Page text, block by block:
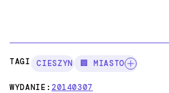
TAGI: CIESZYN 🏢 MIASTO
WYDANIE:20140307